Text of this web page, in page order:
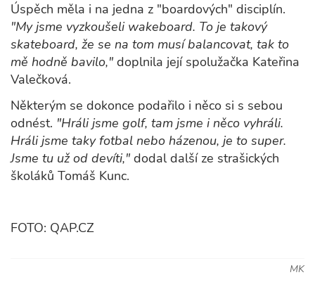
Úspěch měla i na jedna z "boardových" disciplín.
"My jsme vyzkoušeli wakeboard. To je takový
skateboard, že se na tom musí balancovat, tak to
mě hodně bavilo," doplnila její spolužačka Kateřina
Valečková.
Některým se dokonce podařilo i něco si s sebou
odnést. "Hráli jsme golf, tam jsme i něco vyhráli.
Hráli jsme taky fotbal nebo házenou, je to super.
Jsme tu už od devíti," dodal další ze strašických
školáků Tomáš Kunc.
FOTO: QAP.CZ
MK